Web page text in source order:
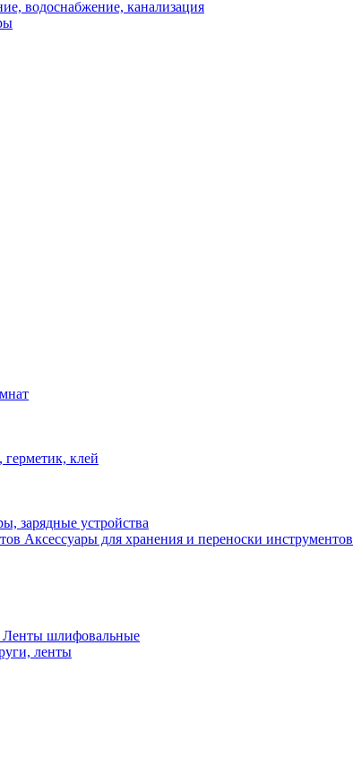
водоснабжение, канализация
клей
зарядные устройства
Аксессуары для хранения и переноски инструментов
шлифовальные
ленты